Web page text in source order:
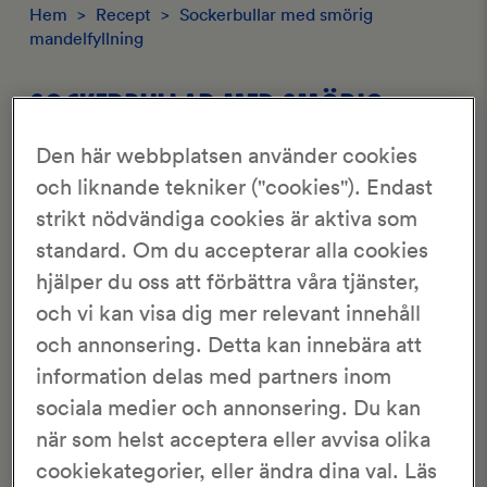
Hem > Recept > Sockerbullar med smörig
mandelfyllning
SOCKERBULLAR MED SMÖRIG
MANDELFYLLNING
KronJäst
ca 30 st
50 min
2 tim 55 min
Barnsligt goda sockerbullar som man enkelt kan göra
kransar eller längder av på sammadeg.
Bullarna går utmärkt att frysa.
1.27/5
11 Röster
Den här webbplatsen använder cookies
och liknande tekniker ("cookies"). Endast
strikt nödvändiga cookies är aktiva som
standard. Om du accepterar alla cookies
hjälper du oss att förbättra våra tjänster,
och vi kan visa dig mer relevant innehåll
och annonsering. Detta kan innebära att
information delas med partners inom
sociala medier och annonsering. Du kan
när som helst acceptera eller avvisa olika
cookiekategorier, eller ändra dina val. Läs